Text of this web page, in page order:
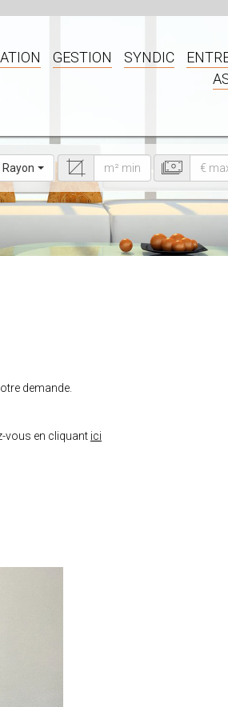
GESTION SYNDIC
Rayon
demande.
vous en cliquant ici